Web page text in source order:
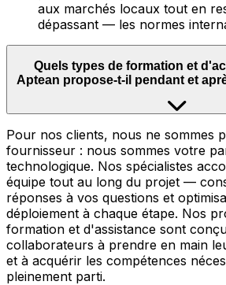
aux marchés locaux tout en
dépassant — les normes
Quels types de formation et
Aptean propose-t-il pendant et
Pour nos clients, nous ne sommes
fournisseur : nous sommes votre
technologique. Nos spécialistes
équipe tout au long du projet —
réponses à vos questions et
déploiement à chaque étape. Nos
formation et d'assistance sont
collaborateurs à prendre en main
et à acquérir les compétences
pleinement parti.